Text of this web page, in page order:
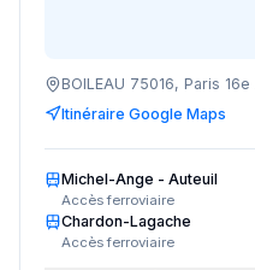
BOILEAU 75016, Paris
Itinéraire Google Maps
Michel-Ange - Auteuil
Accès ferroviaire
Chardon-Lagache
Accès ferroviaire